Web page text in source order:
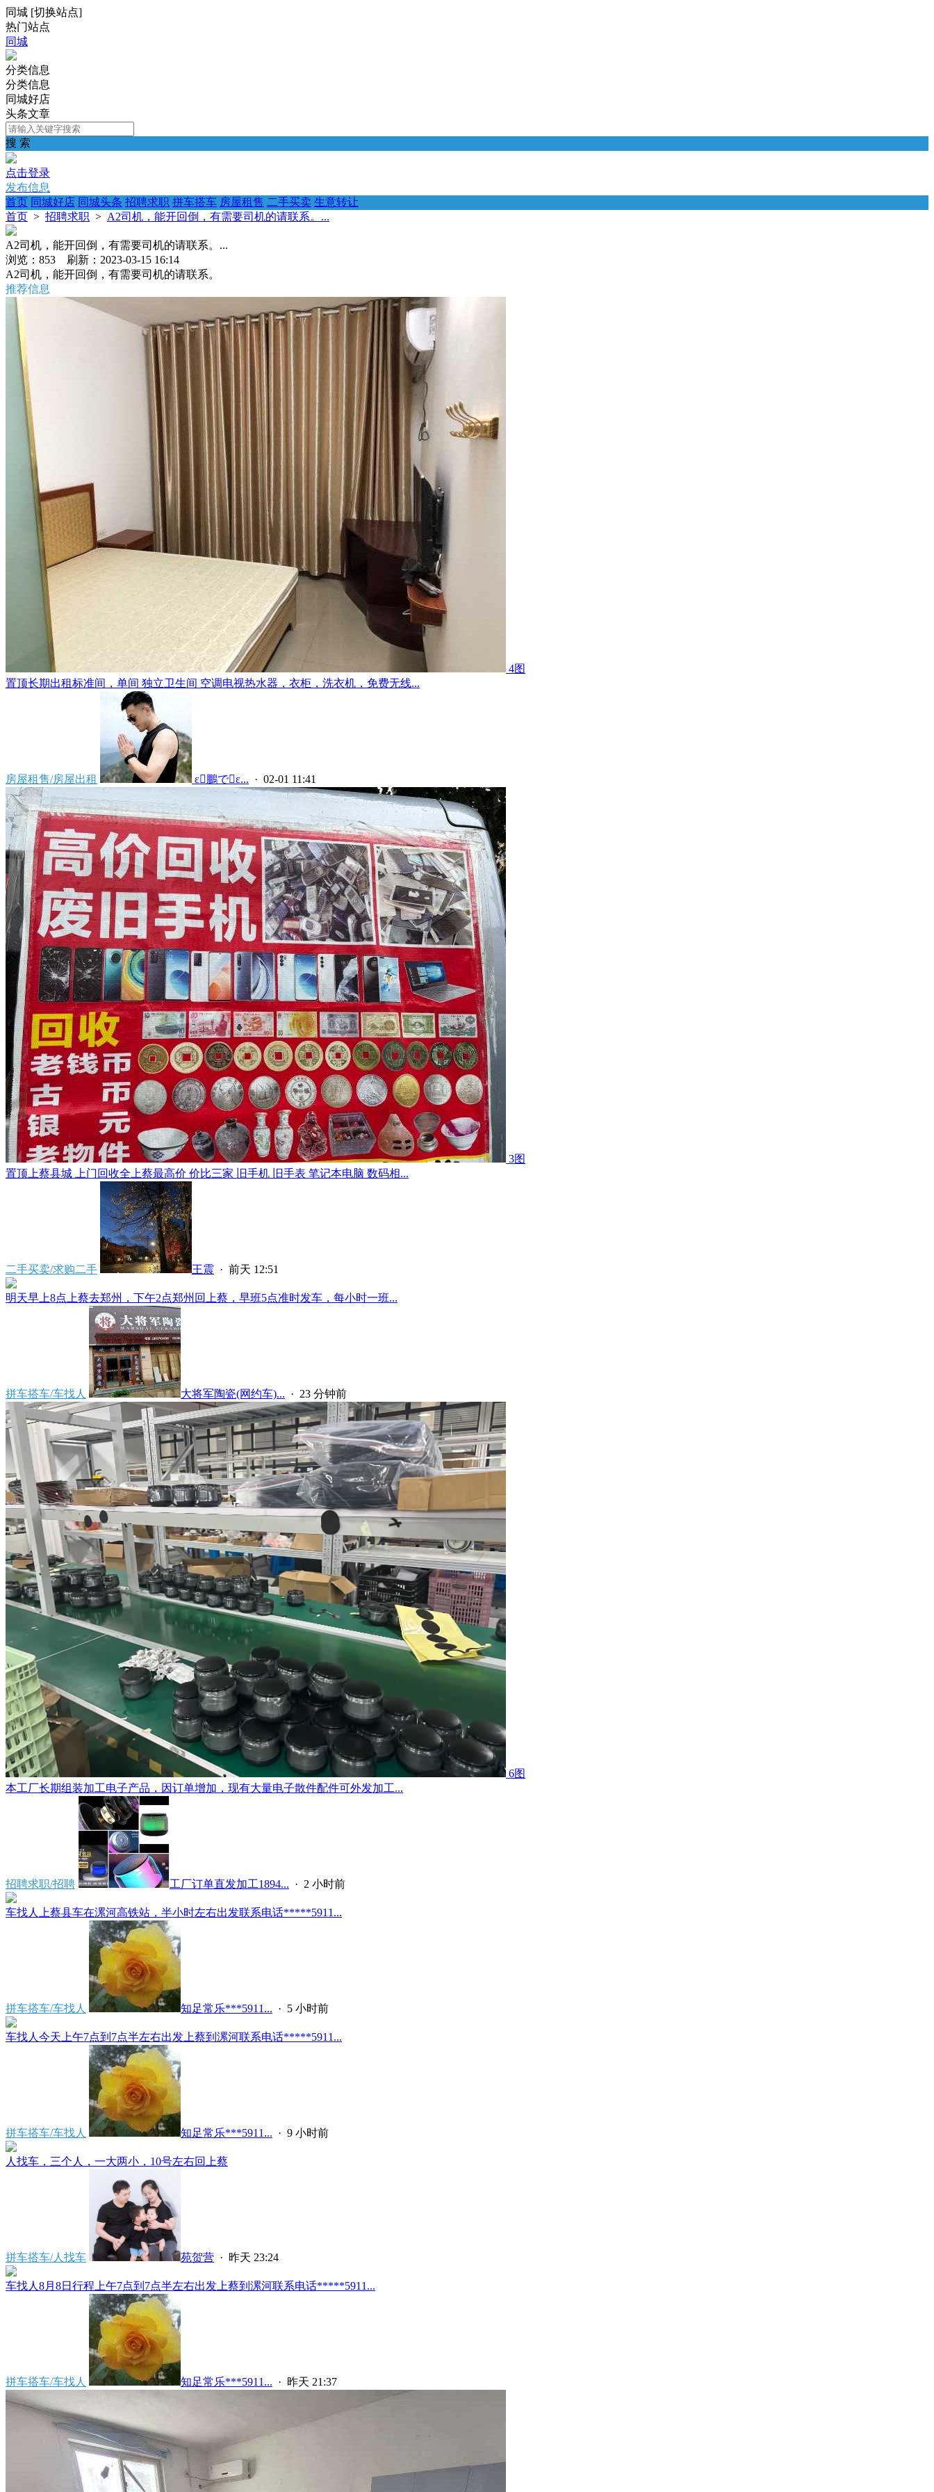
同城 [切换站点]
热门站点
同城
分类信息
分类信息
同城好店
头条文章
搜 索
点击登录
发布信息
首页 同城好店 同城头条 招聘求职 拼车搭车 房屋租售 二手买卖 生意转让
首页 > 招聘求职 > A2司机，能开回倒，有需要司机的请联系。...
A2司机，能开回倒，有需要司机的请联系。...
浏览：853 刷新：2023-03-15 16:14
A2司机，能开回倒，有需要司机的请联系。
推荐信息
4图
置顶长期出租标准间，单间 独立卫生间 空调电视热水器，衣柜，洗衣机，免费无线...
房屋租售/房屋出租  ε鵬でε... · 02-01 11:41
3图
置顶 上蔡县城 上门回收全上蔡最高价 价比三家 旧手机 旧手表 笔记本电脑 数码相...
二手买卖/求购二手 王震 · 前天 12:51
明天早上8点上蔡去郑州，下午2点郑州回上蔡，早班5点准时发车，每小时一班...
拼车搭车/车找人 大将军陶瓷(网约车)... · 23 分钟前
6图
本工厂长期组装加工电子产品，因订单增加，现有大量电子散件配件可外发加工...
招聘求职/招聘 工厂订单直发加工1894... · 2 小时前
车找人上蔡县车在漯河高铁站，半小时左右出发联系电话*****5911...
拼车搭车/车找人 知足常乐***5911... · 5 小时前
车找人今天上午7点到7点半左右出发上蔡到漯河联系电话*****5911...
拼车搭车/车找人 知足常乐***5911... · 9 小时前
人找车，三个人，一大两小，10号左右回上蔡
拼车搭车/人找车 苑贺营 · 昨天 23:24
车找人8月8日行程上午7点到7点半左右出发上蔡到漯河联系电话*****5911...
拼车搭车/车找人 知足常乐***5911... · 昨天 21:37